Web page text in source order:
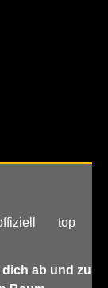
top
ab und zu